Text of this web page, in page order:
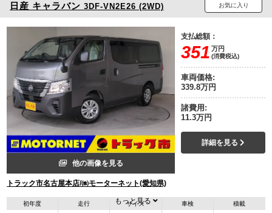
日産 キャラバン 3DF-VN2E26 (2WD) お気に入り
他の画像を見る
トラック市名古屋本店/㈱モーターネット(愛知県)
支払総額：
351 万円
(消費税込)
車両価格:
339.8万円
諸費用:
11.3万円
詳細を見る
初年度 走行 サイズ 車検 積載
もっと見る